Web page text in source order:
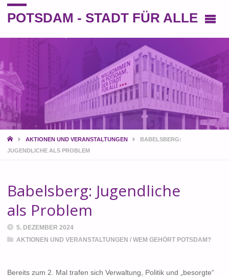
POTSDAM - STADT FÜR ALLE
STARTAKTIONEN UND VERANSTALTUNGEN
BABELSBERG:
JUGENDLICHE ALS PROBLEM
Babelsberg: Jugendliche
als Problem
5. DEZEMBER 2024
AKTIONEN UND VERANSTALTUNGEN /WEM GEHÖRT POTSDAM?
Bereits zum 2. Mal trafen sich Verwaltung, Politik und „besorgte“